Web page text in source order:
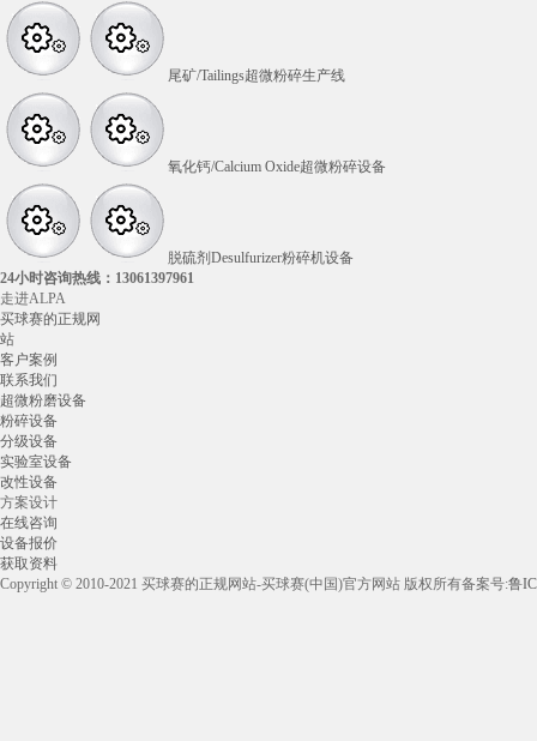
尾矿/Tailings超微粉碎生产线
氧化钙/Calcium Oxide超微粉碎设备
脱硫剂Desulfurizer粉碎机设备
24小时咨询热线： 13061397961
走进ALPA
买球赛的正规网
站
客户案例
联系我们
超微粉磨设备
粉碎设备
分级设备
实验室设备
改性设备
方案设计
在线咨询
设备报价
获取资料
Copyright © 2010-2021 买球赛的正规网站-买球赛(中国)官方网站 版权所有备案号:鲁